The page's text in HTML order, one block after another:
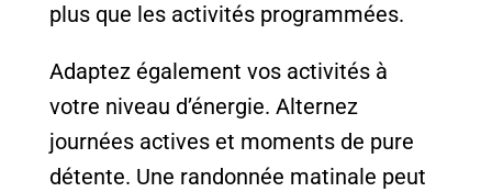
plus que les activités programmées.
Adaptez également vos activités à
votre niveau d’énergie. Alternez
journées actives et moments de pure
détente. Une randonnée matinale peut